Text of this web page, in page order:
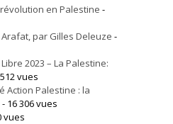
en Palestine -
par Gilles Deleuze -
2023 – La Palestine:
vues
Action Palestine : la
- 16 306 vues
vues